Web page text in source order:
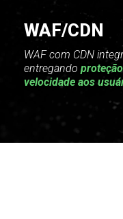
WAF/CDN
WAF com CDN
entregando
velocidade aos